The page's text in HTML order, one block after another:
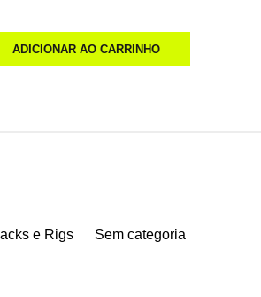
ADICIONAR AO CARRINHO
e Rigs Sem categoria